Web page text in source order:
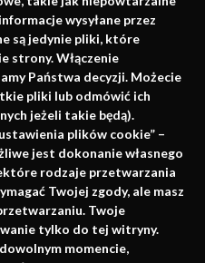
wysyłane przez
są jedynie pliki, które
strony. Włączenie
Państwa decyzji. Możecie
pliki lub odmówić ich
jeżeli takie będą).
plików cookie” –
jest dokonanie własnego
rodzaje przetwarzania
Twojej zgody, ale masz
Twoje
tylko do tej witryny.
momencie,
do nas
2
Wisła